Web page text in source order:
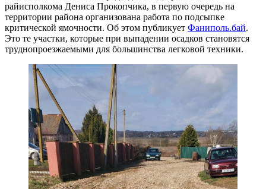
райисполкома Дениса Прокопчика, в первую очередь на
территории района организована работа по подсыпке
критической ямочности. Об этом публикует Фаниполь.бай.
Это те участки, которые при выпадении осадков становятся
труднопроезжаемыми для большинства легковой техники.